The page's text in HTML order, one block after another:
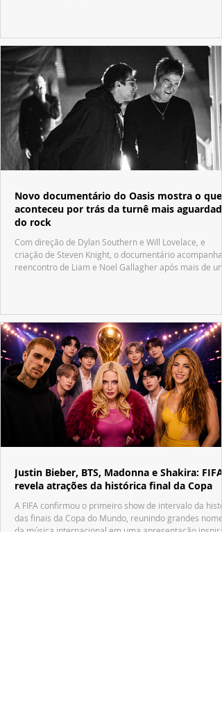
Novo documentário do Oasis mostra o que
aconteceu por trás da turnê mais aguardada
do rock
Com direção de Dylan Southern e Will Lovelace, e
criação de Steven Knight, o documentário acompanha
reencontro de Liam e Noel Gallagher após mais de
Justin Bieber, BTS, Madonna e Shakira: FIFA
revela atrações da histórica final da Copa
A FIFA confirmou o primeiro show de intervalo da
das finais da Copa do Mundo, reunindo grandes nomes
da música internacional em uma apresentação